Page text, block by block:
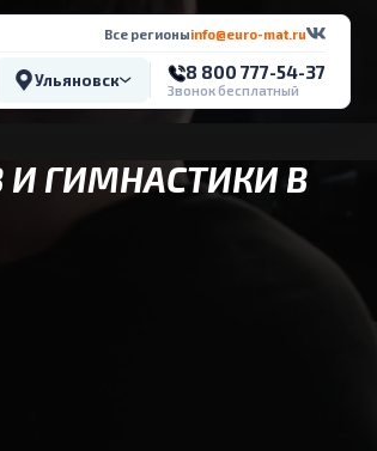
Все регионыinfo@euro-mat.ru
Ульяновск 8 800 777-54-37
Звонок бесплатный
ГИМНАСТИКИ В